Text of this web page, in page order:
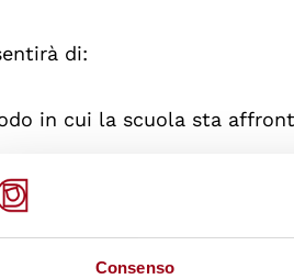
Consenso
di:
in cui la scuola sta
e iniziative per affrontare al
proposte per: